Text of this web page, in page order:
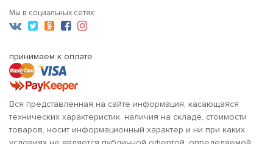
Мы в социальных сетях:
принимаем к оплате
Вся представленная на сайте информация, касающаяся
технических характеристик, наличия на складе, стоимости
товаров, носит информационный характер и ни при каких